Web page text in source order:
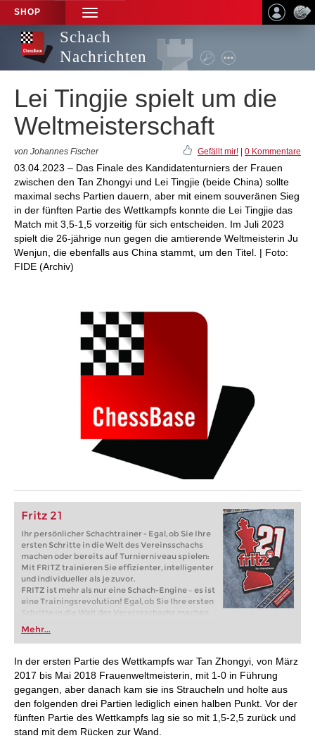
SHOP
TOGGLE
NAVIGATION
Schach
Nachrichten
Lei Tingjie spielt um die
Weltmeisterschaft
von Johannes Fischer Gefällt mir! 0 Kommentare
03.04.2023 – Das Finale des Kandidatenturniers der Frauen
zwischen den Tan Zhongyi und Lei Tingjie (beide China) sollte
maximal sechs Partien dauern, aber mit einem souveränen Sieg
in der fünften Partie des Wettkampfs konnte die Lei Tingjie das
Match mit 3,5-1,5 vorzeitig für sich entscheiden. Im Juli 2023
spielt die 26-jährige nun gegen die amtierende Weltmeisterin Ju
Wenjun, die ebenfalls aus China stammt, um den Titel. | Foto:
FIDE (Archiv)
Fritz 21
Ihr persönlicher Schachtrainer - Egal, ob Sie Ihre
ersten Schritte in die Welt des Vereinsschachs
machen oder bereits auf Turnierniveau spielen:
Mit FRITZ trainieren Sie effizienter, intelligenter
und individueller als je zuvor.
FRITZ ist mehr als nur eine Schach-Engine – es ist
eine Trainingsrevolution! Egal, ob Sie Ihre ersten
Schritte in die Welt des Vereinsschachs machen
oder bereits auf Turnierniveau spielen: Mit
FRITZ trainieren Sie effizienter, intelligenter und
individueller als je zuvor.
Mehr...
In der ersten Partie des Wettkampfs war Tan Zhongyi, von März
2017 bis Mai 2018 Frauenweltmeisterin, mit 1-0 in Führung
gegangen, aber danach kam sie ins Straucheln und holte aus
den folgenden drei Partien lediglich einen halben Punkt. Vor der
fünften Partie des Wettkampfs lag sie so mit 1,5-2,5 zurück und
stand mit dem Rücken zur Wand.